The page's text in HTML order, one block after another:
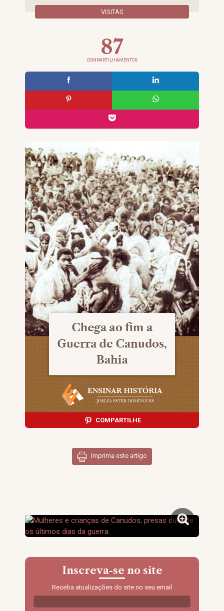
VISITAS
87
COMPARTILHAMENTOS
COMPARTILHE
Imprima este artigo
Inscreva-se no site
Receba atualizações do site no seu email